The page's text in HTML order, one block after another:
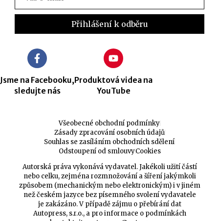
Jsme na Facebooku,
sledujte nás
Produktová videa na
YouTube
Všeobecné obchodní podmínky
Zásady zpracování osobních údajů
Souhlas se zasíláním obchodních sdělení
Odstoupení od smlouvyCookies
Autorská práva vykonává vydavatel. Jakékoli užití částí
nebo celku, zejména rozmnožování a šíření jakýmkoli
způsobem (mechanickým nebo elektronickým) i v jiném
než českém jazyce bez písemného svolení vydavatele
je zakázáno. V případě zájmu o přebírání dat
Autopress, s.r.o., a pro informace o podmínkách